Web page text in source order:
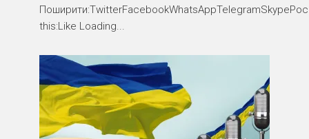
this:Like Loading...